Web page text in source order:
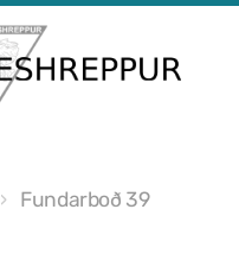
Fundarboð 39